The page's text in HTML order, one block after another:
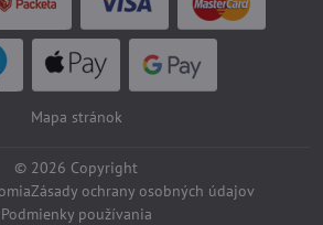
Mapa stránok
© 2026 Copyright
Zásady ochrany osobných údajov
Podmienky používania